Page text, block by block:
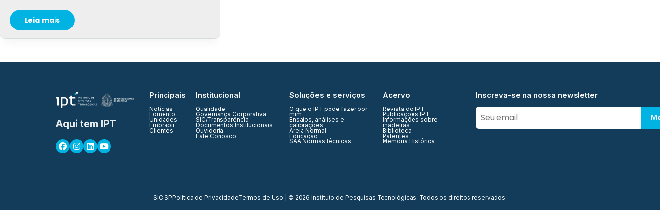
Leia mais
Aqui tem IPT
Principais
Notícias
Fomento
Unidades
Embrapii
Clientes
Institucional
Qualidade
Governança Corporativa
SIC/Transparência
Documentos Institucionais
Ouvidoria
Fale Conosco
Soluções e serviços
O que o IPT pode fazer por
mim
Ensaios, análises e
calibrações
Areia Normal
Educação
SAA Normas técnicas
Acervo
Revista do IPT
Publicações IPT
Informações sobre
madeiras
Biblioteca
Patentes
Memória Histórica
Inscreva-se na nossa newsletter
SIC SPPolítica de PrivacidadeTermos de Uso | © 2026 Instituto de Pesquisas Tecnológicas. Todos os direitos reservados.